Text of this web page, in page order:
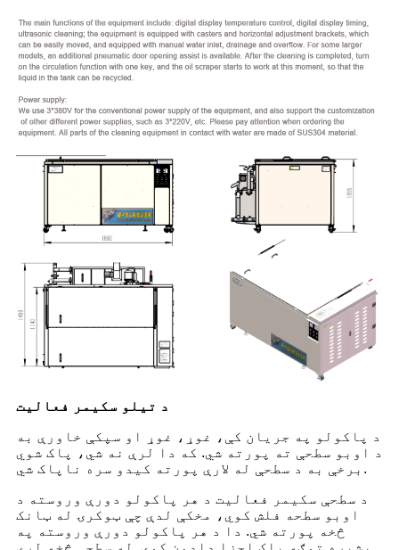
د تیلو سکیمر فعالیت
د پاکولو په جریان کې، غوړ، غوړ او سپکې خاورې به
د اوبو سطحې ته پورته شي. که دا لرې نه شي، پاک شوي
برخې به د سطحې له لارې پورته کیدو سره ناپاک شي.
د سطحې سکیمر فعالیت د هر پاکولو دورې وروسته د
اوبو سطحه فلش کوي، مخکې لدې چې ټوکرۍ له ټانک
څخه پورته شي. دا د هر پاکولو دورې وروسته په
بشپړه توګه پاک اجزا ډاډمن کوي. له سطحې څخه لرې